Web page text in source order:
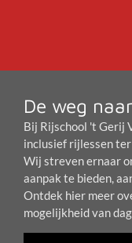
De weg
Bij Rijschool 't Gerij
inclusief rijlessen
Wij streven ernaar
aanpak te bieden,
Ontdek hier meer
mogelijkheid van